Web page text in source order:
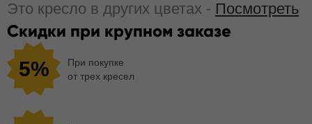
Это кресло в других цветах - Посмотреть
Скидки при крупном заказе
5%
При покупке
от трех кресел